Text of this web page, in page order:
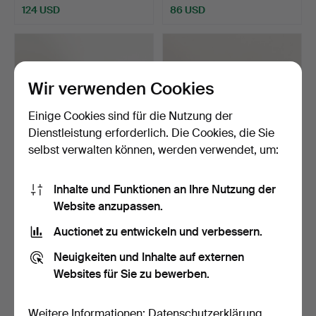
124 USD 86 USD
ARNE JACOBSEN. „City
Hall“, eine Armbanduh…
6 Gebote
Damenarmbanduhr mit
2 Gebote
Wir verwenden Cookies
Einige Cookies sind für die Nutzung der
Dienstleistung erforderlich. Die Cookies, die Sie
selbst verwalten können, werden verwendet, um:
Inhalte und Funktionen an Ihre Nutzung der
Website anzupassen.
Auctionet zu entwickeln und verbessern.
Neuigkeiten und Inhalte auf externen
Websites für Sie zu bewerben.